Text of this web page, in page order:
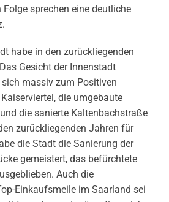
sprechen eine deutliche
habe in den zurückliegenden
Gesicht der Innenstadt
massiv zum Positiven
die umgebaute
die sanierte Kaltenbachstraße
zurückliegenden Jahren für
die Stadt die Sanierung der
gemeistert, das befürchtete
Auch die
Einkaufsmeile im Saarland sei